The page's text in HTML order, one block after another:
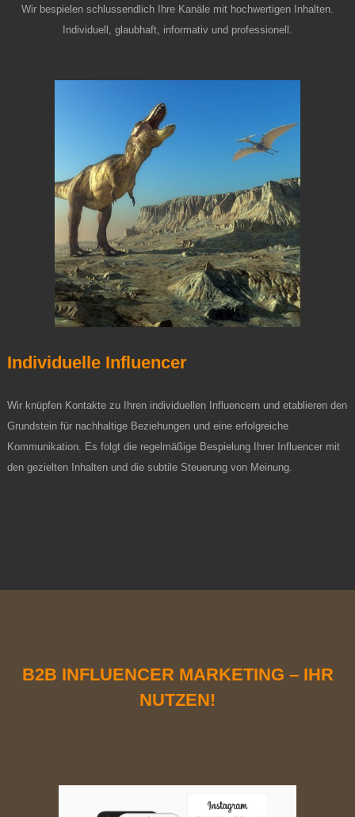
Wir bespielen schlussendlich Ihre Kanäle mit hochwertigen Inhalten.
Individuell, glaubhaft, informativ und professionell.
Individuelle Influencer
Wir knüpfen Kontakte zu Ihren individuellen Influencern und etablieren den
Grundstein für nachhaltige Beziehungen und eine erfolgreiche
Kommunikation. Es folgt die regelmäßige Bespielung Ihrer Influencer mit
den gezielten Inhalten und die subtile Steuerung von Meinung.
B2B INFLUENCER MARKETING – IHR
NUTZEN!